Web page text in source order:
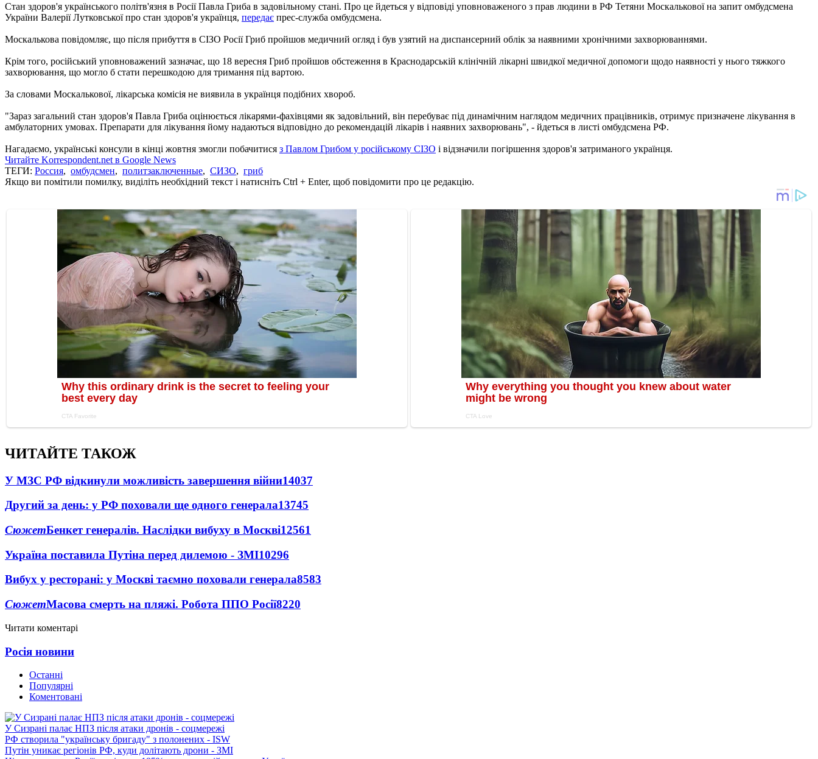
Стан здоров'я українського політв'язня в Росії Павла Гриба в задовільному стані. Про це йдеться у відповіді уповноваженого з прав людини в РФ Тетяни Москалькової на запит омбудсмена
України Валерії Лутковської про стан здоров'я українця, передає прес-служба омбудсмена.
Москалькова повідомляє, що після прибуття в СІЗО Росії Гриб пройшов медичний огляд і був узятий на диспансерний облік за наявними хронічними захворюваннями.
Крім того, російський уповноважений зазначає, що 18 вересня Гриб пройшов обстеження в Краснодарській клінічній лікарні швидкої медичної допомоги щодо наявності у нього тяжкого
захворювання, що могло б стати перешкодою для тримання під вартою.
За словами Москалькової, лікарська комісія не виявила в українця подібних хвороб.
"Зараз загальний стан здоров'я Павла Гриба оцінюється лікарями-фахівцями як задовільний, він перебуває під динамічним наглядом медичних працівників, отримує призначене лікування в
амбулаторних умовах. Препарати для лікування йому надаються відповідно до рекомендацій лікарів і наявних захворювань", - йдеться в листі омбудсмена РФ.
Нагадаємо, українські консули в кінці жовтня змогли побачитися з Павлом Грибом у російському СІЗО і відзначили погіршення здоров'я затриманого українця.
Читайте Korrespondent.net в Google News
ТЕГИ: Россия, омбудсмен, политзаключенные, СИЗО, гриб
Якщо ви помітили помилку, виділіть необхідний текст і натисніть Ctrl + Enter, щоб повідомити про це редакцію.
ЧИТАЙТЕ ТАКОЖ
У МЗС РФ відкинули можливість завершення війни14037
Другий за день: у РФ поховали ще одного генерала13745
СюжетБенкет генералів. Наслідки вибуху в Москві12561
Україна поставила Путіна перед дилемою - ЗМІ10296
Вибух у ресторані: у Москві таємно поховали генерала8583
СюжетМасова смерть на пляжі. Робота ППО Росії8220
Читати коментарі
Росія новини
Останні
Популярні
Коментовані
У Сизрані палає НПЗ після атаки дронів - соцмережі
РФ створила "українську бригаду" з полонених - ISW
Путін уникає регіонів РФ, куди долітають дрони - ЗМІ